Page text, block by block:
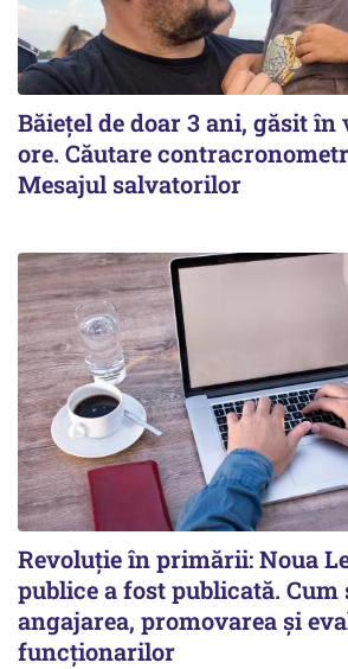
Băiețel de doar 3 ani, găsit în
ore. Căutare
Mesajul salvatorilor
Revoluție în primării: Noua
publice a fost publicată. Cum
angajarea, promovarea și
funcționarilor